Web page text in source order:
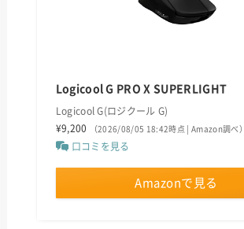
Logicool G PRO X SUPERLIGHT
Logicool G(ロジクール G)
¥9,200
（2026/08/05 18:42時点 | Amazon調べ）
口コミを見る
Amazonで見る